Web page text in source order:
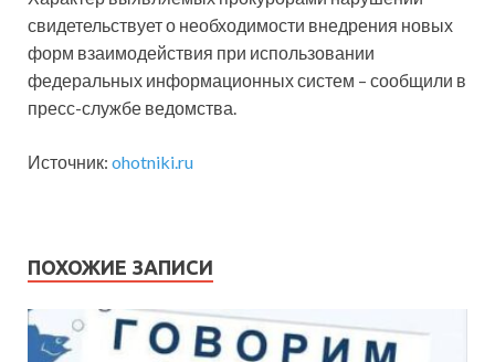
свидетельствует о необходимости внедрения новых
форм взаимодействия при использовании
федеральных информационных систем – сообщили в
пресс-службе ведомства.
Источник: ohotniki.ru
ПОХОЖИЕ ЗАПИСИ